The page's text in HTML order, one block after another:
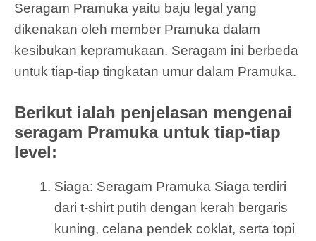
Seragam Pramuka yaitu baju legal yang
dikenakan oleh member Pramuka dalam
kesibukan kepramukaan. Seragam ini berbeda
untuk tiap-tiap tingkatan umur dalam Pramuka.
Berikut ialah penjelasan mengenai
seragam Pramuka untuk tiap-tiap
level:
Siaga: Seragam Pramuka Siaga terdiri
dari t-shirt putih dengan kerah bergaris
kuning, celana pendek coklat, serta topi